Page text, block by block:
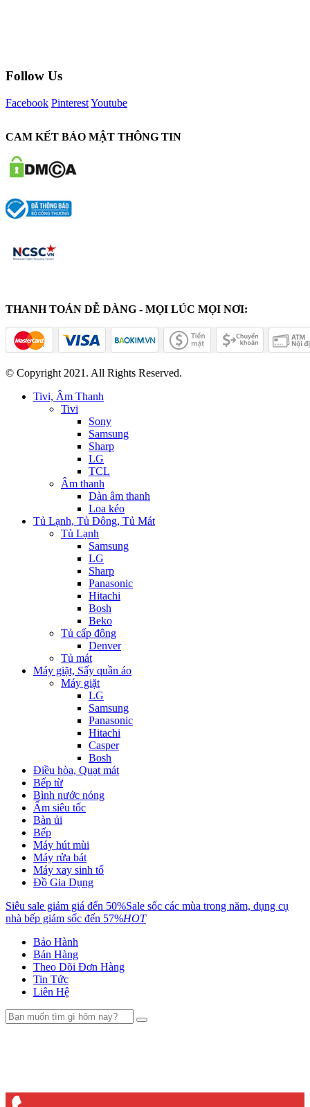
Follow Us
Facebook PinterestYoutube
CAM KẾT BẢO MẬT THÔNG TIN
THANH TOÁN DỄ DÀNG - MỌI LÚC MỌI NƠI:
© Copyright 2021. All Rights Reserved.
Tivi, Âm Thanh
Tivi
Sony
Samsung
Sharp
LG
TCL
Âm thanh
Dàn âm thanh
Loa kéo
Tủ Lạnh, Tủ Đông, Tủ Mát
Tủ Lạnh
Samsung
LG
Sharp
Panasonic
Hitachi
Bosh
Beko
Tủ cấp đông
Denver
Tủ mát
Máy giặt, Sấy quần áo
Máy giặt
LG
Samsung
Panasonic
Hitachi
Casper
Bosh
Điều hòa, Quạt mát
Bếp từ
Bình nước nóng
Ấm siêu tốc
Bàn ủi
Bếp
Máy hút mùi
Máy rửa bát
Máy xay sinh tố
Đồ Gia Dụng
Siêu sale giảm giá đến 50%Sale sốc các mùa trong năm, dụng cụ
nhà bếp giảm sốc đến 57%HOT
Bảo Hành
Bán Hàng
Theo Dõi Đơn Hàng
Tin Tức
Liên Hệ